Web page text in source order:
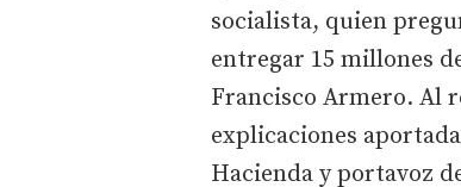
socialista, quien
entregar 15 millones
Francisco Armero. Al
explicaciones
Hacienda y portavoz